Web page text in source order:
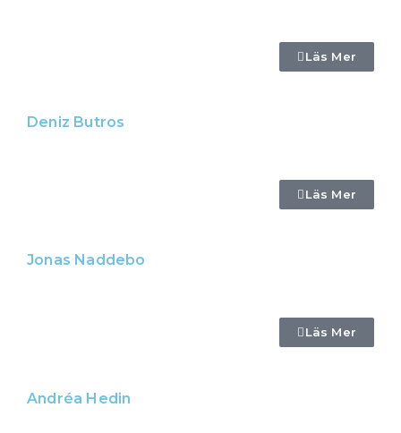
Läs Mer
Deniz Butros
Läs Mer
Jonas Naddebo
Läs Mer
Andréa Hedin